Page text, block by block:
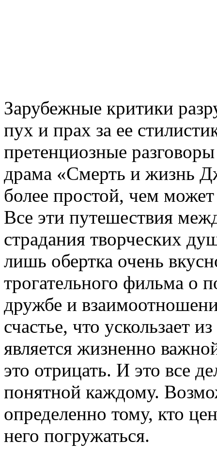
Зарубежные критики
пух и прах за ее
претенциозные
драма «Смерть и жизнь
более простой, чем может
Все эти путешествия
страдания творческих
лишь обертка очень
трогательного фильма о
дружбе и
счастье, что ускользает
является жизненно
это отрицать. И это все
понятной каждому.
определенно тому, кто
него погружаться.